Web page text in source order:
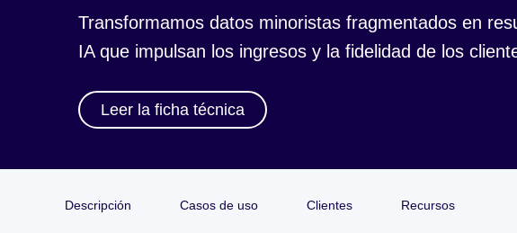
Transformamos datos minoristas fragmentados en
IA que impulsan los ingresos y la fidelidad de los
Leer la ficha técnica
Descripción Casos de uso Clientes Recursos